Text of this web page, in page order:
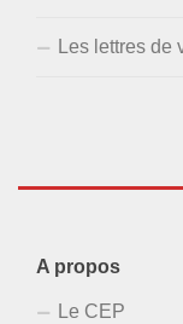
Les lettres de
A propos
Le CEP